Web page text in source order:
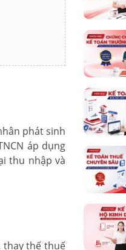
phát sinh
áp dụng
thu nhập và
thay thế thuế